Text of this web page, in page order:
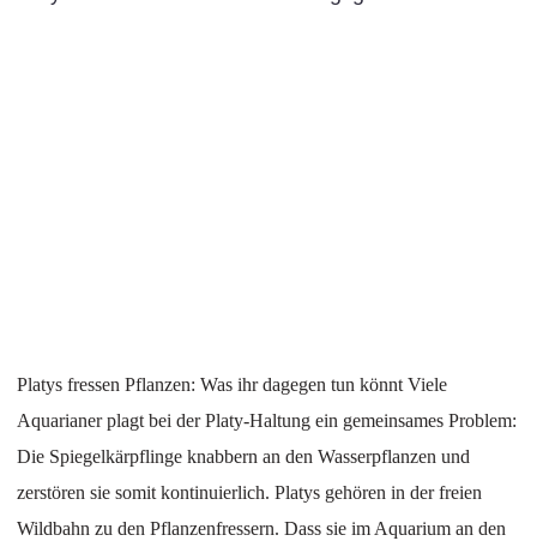
Platys fressen Pflanzen: Was ihr dagegen tun könnt Viele
Aquarianer plagt bei der Platy-Haltung ein gemeinsames Problem:
Die Spiegelkärpflinge knabbern an den Wasserpflanzen und
zerstören sie somit kontinuierlich. Platys gehören in der freien
Wildbahn zu den Pflanzenfressern. Dass sie im Aquarium an den